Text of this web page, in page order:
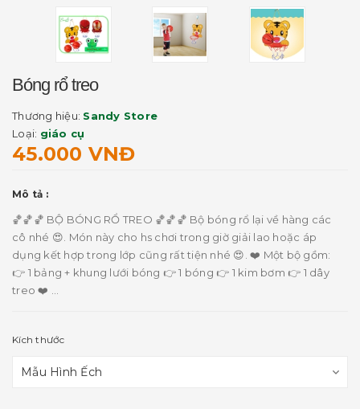
Bóng rổ treo
Thương hiệu: Sandy Store
Loại: giáo cụ
45.000 VNĐ
Mô tả :
🏀🏀🏀 BỘ BÓNG RỔ TREO 🏀🏀🏀 Bộ bóng rổ lại về hàng các
cô nhé 😍. Món này cho hs chơi trong giờ giải lao hoặc áp
dụng kết hợp trong lớp cũng rất tiện nhé 😍. ❤️ Một bộ gồm:
👉 1 bảng + khung lưới bóng 👉 1 bóng 👉 1 kim bơm 👉 1 dây
treo ❤️ ...
Kích thước